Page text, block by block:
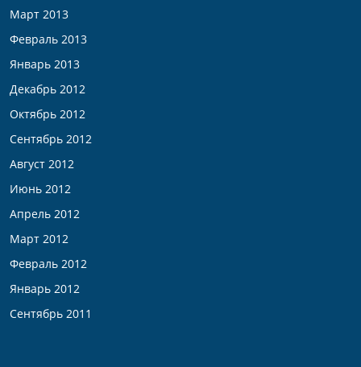
Март 2013
Февраль 2013
Январь 2013
Декабрь 2012
Октябрь 2012
Сентябрь 2012
Август 2012
Июнь 2012
Апрель 2012
Март 2012
Февраль 2012
Январь 2012
Сентябрь 2011